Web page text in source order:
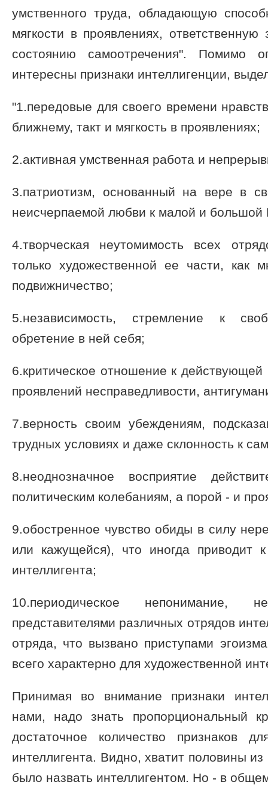
умственного труда, обладающую
мягкости в проявлениях,
состоянию самоотречения". Помимо
интересны признаки интеллигенции,
"1.передовые для своего времени
ближнему, такт и мягкость в проявлениях;
2.активная умственная работа и
3.патриотизм, основанный на вере в
неисчерпаемой любви к малой и большой
4.творческая неутомимость всех
только художественной ее части, как
подвижничество;
5.независимость, стремление к
обретение в ней себя;
6.критическое отношение к
проявлений несправедливости,
7.верность своим убеждениям,
трудных условиях и даже склонность к
8.неоднозначное восприятие
политическим колебаниям, а порой - и
9.обостренное чувство обиды в силу
или кажущейся), что иногда приводит к
интеллигента;
10.периодическое непонимание,
представителями различных отрядов
отряда, что вызвано приступами
всего характерно для художественной
Принимая во внимание признаки
нами, надо знать пропорциональный
достаточное количество признаков
интеллигента. Видно, хватит половины
было назвать интеллигентом. Но - в